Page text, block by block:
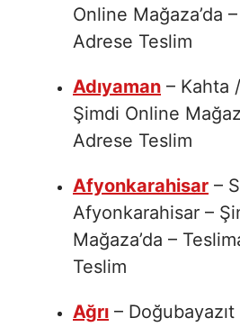
Online Mağaza’da
Adrese Teslim
Adıyaman – Kahta
Şimdi Online
Adrese Teslim
Afyonkarahisar –
Afyonkarahisar –
Mağaza’da –
Teslim
Ağrı –